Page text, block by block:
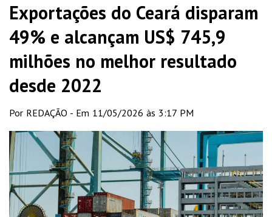
Exportações do Ceará disparam
49% e alcançam US$ 745,9
milhões no melhor resultado
desde 2022
Por REDAÇÃO - Em 11/05/2026 às 3:17 PM